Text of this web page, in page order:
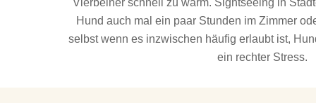
Hund auch mal ein paar Stunden im Zimmer
selbst wenn es inzwischen häufig erlaubt ist,
ein rechter Stress.